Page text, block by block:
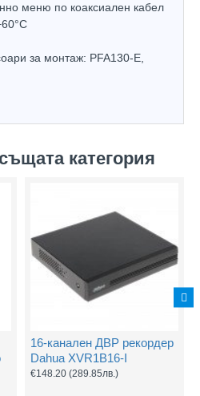
меню по коаксиален кабел
за монтаж: PFA130-E,
категория
16-канален ДВР рекордер
Dahua XVR1B16-I
€148.20 (289.85лв.)